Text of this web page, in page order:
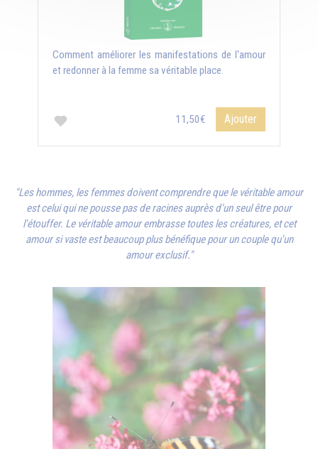
Comment améliorer les manifestations de l'amour
et redonner à la femme sa véritable place.
11,50€ Ajouter
"Les hommes, les femmes doivent comprendre que le véritable amour
est celui qui ne pousse pas de racines auprès d'un seul être pour
l'étouffer. Le véritable amour embrasse toutes les créatures, et cet
amour si vaste est beaucoup plus bénéfique pour un couple qu'un
amour exclusif."